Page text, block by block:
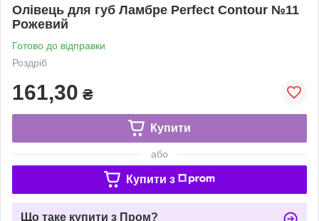
Олівець для губ Ламбре Perfect Contour №11
Рожевий
Готово до відправки
Роздріб
161,30 ₴
Купити
або
Купити з
Що таке купити з Пром?